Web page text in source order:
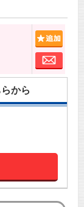
お問
から